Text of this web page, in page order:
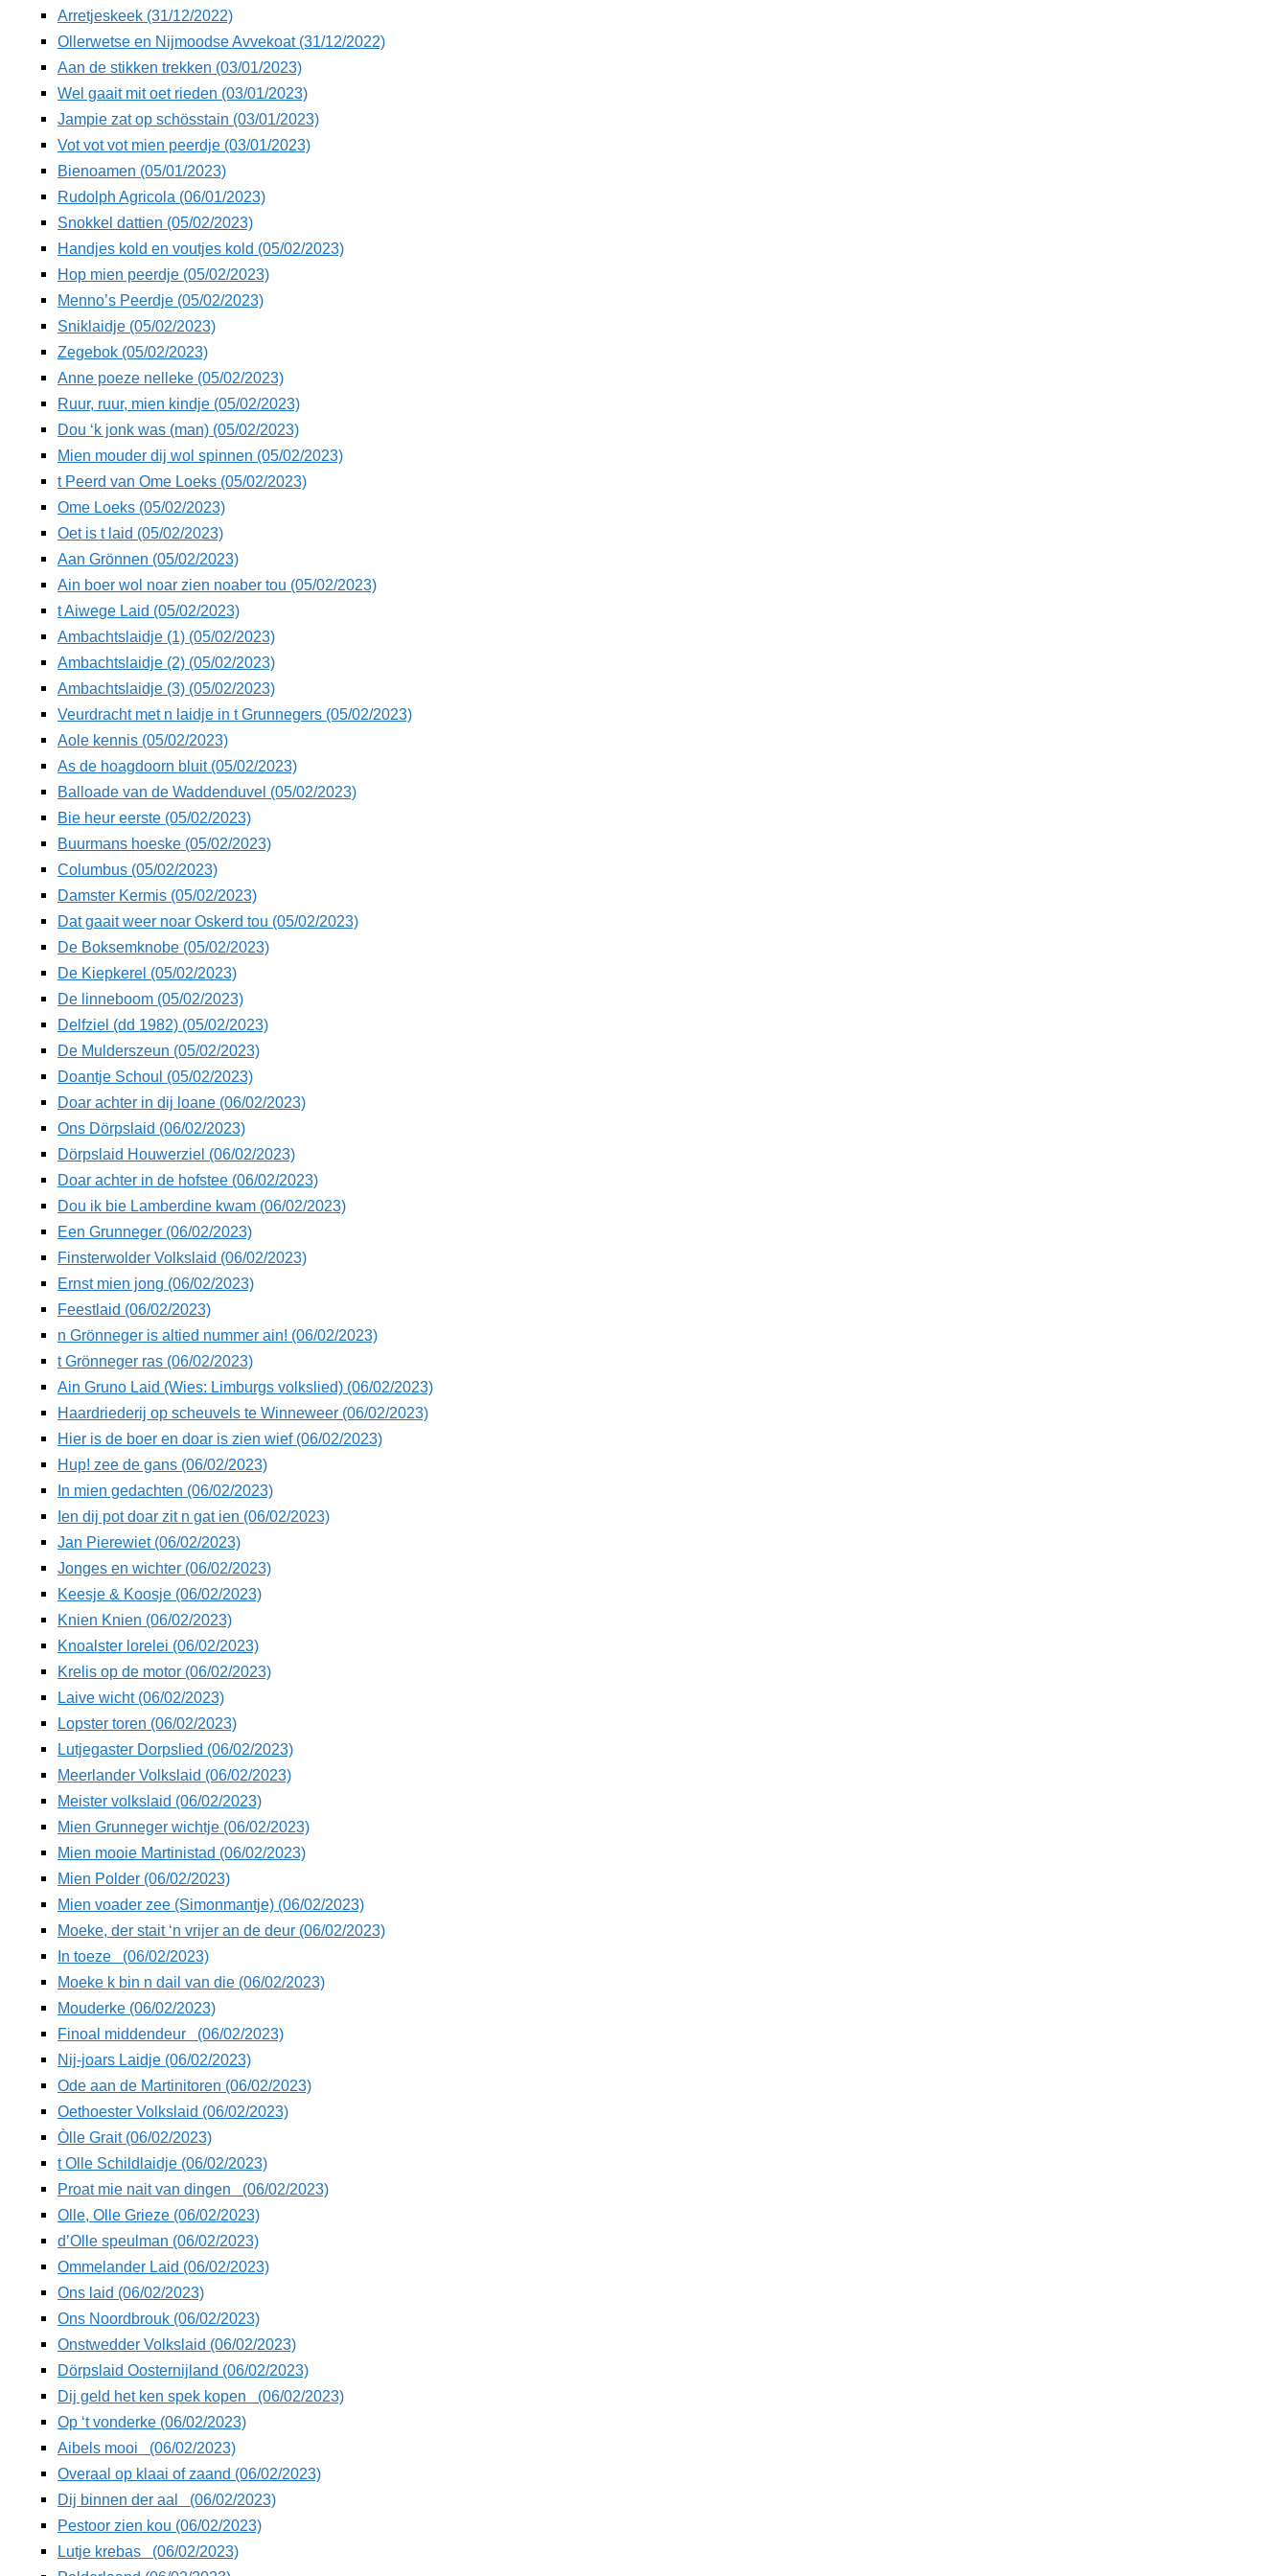
TIEDSCHRIFT
KREUZE
Arretjeskeek (31/12/2022)
Ollerwetse en Nijmoodse Avvekoat (31/12/2022)
Aan de stikken trekken (03/01/2023)
Wel gaait mit oet rieden (03/01/2023)
Jampie zat op schösstain (03/01/2023)
Vot vot vot mien peerdje (03/01/2023)
Bienoamen (05/01/2023)
Rudolph Agricola (06/01/2023)
Snokkel dattien (05/02/2023)
Handjes kold en voutjes kold (05/02/2023)
Hop mien peerdje (05/02/2023)
Menno’s Peerdje (05/02/2023)
Sniklaidje (05/02/2023)
Zegebok (05/02/2023)
Anne poeze nelleke (05/02/2023)
Ruur, ruur, mien kindje (05/02/2023)
Dou ‘k jonk was (man) (05/02/2023)
Mien mouder dij wol spinnen (05/02/2023)
t Peerd van Ome Loeks (05/02/2023)
Ome Loeks (05/02/2023)
Oet is t laid (05/02/2023)
Aan Grönnen (05/02/2023)
Ain boer wol noar zien noaber tou (05/02/2023)
t Aiwege Laid (05/02/2023)
Ambachtslaidje (1) (05/02/2023)
Ambachtslaidje (2) (05/02/2023)
Ambachtslaidje (3) (05/02/2023)
Veurdracht met n laidje in t Grunnegers (05/02/2023)
Aole kennis (05/02/2023)
As de hoagdoorn bluit (05/02/2023)
Balloade van de Waddenduvel (05/02/2023)
Bie heur eerste (05/02/2023)
Buurmans hoeske (05/02/2023)
Columbus (05/02/2023)
Damster Kermis (05/02/2023)
Dat gaait weer noar Oskerd tou (05/02/2023)
De Boksemknobe (05/02/2023)
De Kiepkerel (05/02/2023)
De linneboom (05/02/2023)
Delfziel (dd 1982) (05/02/2023)
De Mulderszeun (05/02/2023)
Doantje Schoul (05/02/2023)
Doar achter in dij loane (06/02/2023)
Ons Dörpslaid (06/02/2023)
Dörpslaid Houwerziel (06/02/2023)
Doar achter in de hofstee (06/02/2023)
Dou ik bie Lamberdine kwam (06/02/2023)
Een Grunneger (06/02/2023)
Finsterwolder Volkslaid (06/02/2023)
Ernst mien jong (06/02/2023)
Feestlaid (06/02/2023)
n Grönneger is altied nummer ain! (06/02/2023)
t Grönneger ras (06/02/2023)
Ain Gruno Laid (Wies: Limburgs volkslied) (06/02/2023)
Haardriederij op scheuvels te Winneweer (06/02/2023)
Hier is de boer en doar is zien wief (06/02/2023)
Hup! zee de gans (06/02/2023)
In mien gedachten (06/02/2023)
Ien dij pot doar zit n gat ien (06/02/2023)
Jan Pierewiet (06/02/2023)
Jonges en wichter (06/02/2023)
Keesje & Koosje (06/02/2023)
Knien Knien (06/02/2023)
Knoalster lorelei (06/02/2023)
Krelis op de motor (06/02/2023)
Laive wicht (06/02/2023)
Lopster toren (06/02/2023)
Lutjegaster Dorpslied (06/02/2023)
Meerlander Volkslaid (06/02/2023)
Meister volkslaid (06/02/2023)
Mien Grunneger wichtje (06/02/2023)
Mien mooie Martinistad (06/02/2023)
Mien Polder (06/02/2023)
Mien voader zee (Simonmantje) (06/02/2023)
Moeke, der stait ‘n vrijer an de deur (06/02/2023)
In toeze (06/02/2023)
Moeke k bin n dail van die (06/02/2023)
Mouderke (06/02/2023)
Finoal middendeur (06/02/2023)
Nij-joars Laidje (06/02/2023)
Ode aan de Martinitoren (06/02/2023)
Oethoester Volkslaid (06/02/2023)
Òlle Grait (06/02/2023)
t Olle Schildlaidje (06/02/2023)
Proat mie nait van dingen (06/02/2023)
Olle, Olle Grieze (06/02/2023)
d’Olle speulman (06/02/2023)
Ommelander Laid (06/02/2023)
Ons laid (06/02/2023)
Ons Noordbrouk (06/02/2023)
Onstwedder Volkslaid (06/02/2023)
Dörpslaid Oosternijland (06/02/2023)
Dij geld het ken spek kopen (06/02/2023)
Op ‘t vonderke (06/02/2023)
Aibels mooi (06/02/2023)
Overaal op klaai of zaand (06/02/2023)
Dij binnen der aal (06/02/2023)
Pestoor zien kou (06/02/2023)
Lutje krebas (06/02/2023)